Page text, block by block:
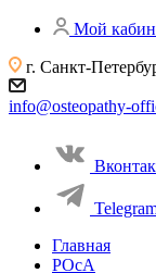
Мой
г. Санкт-
info@osteopathy-
Главная
РОсА